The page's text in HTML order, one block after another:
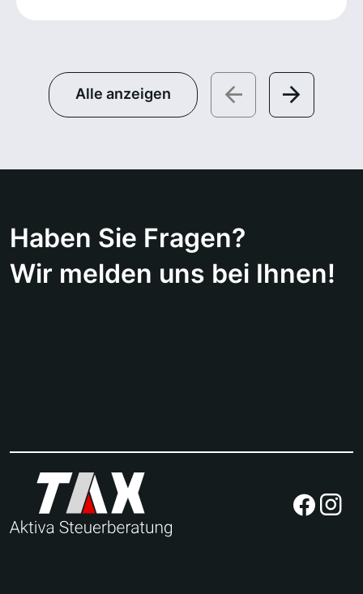
Alle anzeigen
Haben Sie Fragen?
Wir melden uns bei Ihnen!